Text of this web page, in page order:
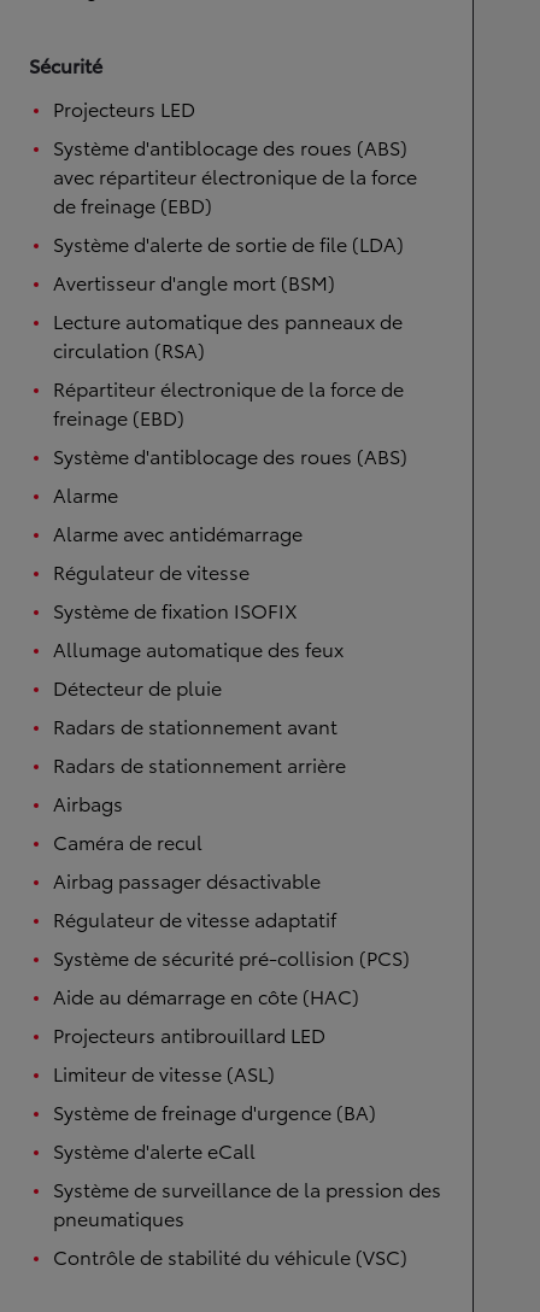
Sécurité
Projecteurs LED
Système d'antiblocage des roues (ABS)
avec répartiteur électronique de la force
de freinage (EBD)
Système d'alerte de sortie de file (LDA)
Avertisseur d'angle mort (BSM)
Lecture automatique des panneaux de
circulation (RSA)
Répartiteur électronique de la force de
freinage (EBD)
Système d'antiblocage des roues (ABS)
Alarme
Alarme avec antidémarrage
Régulateur de vitesse
Système de fixation ISOFIX
Allumage automatique des feux
Détecteur de pluie
Radars de stationnement avant
Radars de stationnement arrière
Airbags
Caméra de recul
Airbag passager désactivable
Régulateur de vitesse adaptatif
Système de sécurité pré-collision (PCS)
Aide au démarrage en côte (HAC)
Projecteurs antibrouillard LED
Limiteur de vitesse (ASL)
Système de freinage d'urgence (BA)
Système d'alerte eCall
Système de surveillance de la pression des
pneumatiques
Contrôle de stabilité du véhicule (VSC)